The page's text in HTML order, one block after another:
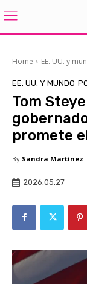
Home EE. UU. y
EE. UU. Y MUNDO
Tom
promete
By Sandra Martínez
2026.05.27